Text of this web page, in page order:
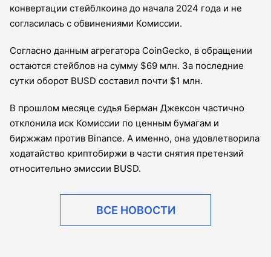
конвертации стейблкоина до начала 2024 года и не
согласилась с обвинениями Комиссии.
Согласно данным агрегатора CoinGecko, в обращении
остаются стейблов на сумму $69 млн. За последние
сутки оборот BUSD составил почти $1 млн.
В прошлом месяце судья Берман Джексон частично
отклонила иск Комиссии по ценным бумагам и
биржжам против Binance. А именно, она удовлетворила
ходатайство криптобиржи в части снятия претензий
относительно эмиссии BUSD.
ВСЕ НОВОСТИ